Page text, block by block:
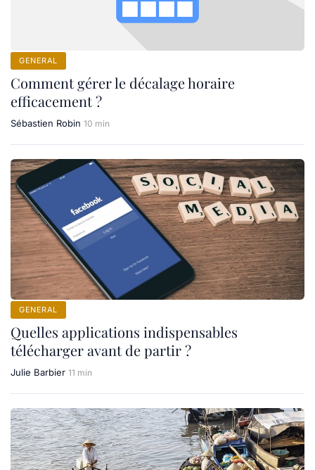
GENERAL
Comment gérer le décalage horaire
efficacement ?
Sébastien Robin 10 min
GENERAL
Quelles applications indispensables
télécharger avant de partir ?
Julie Barbier 11 min